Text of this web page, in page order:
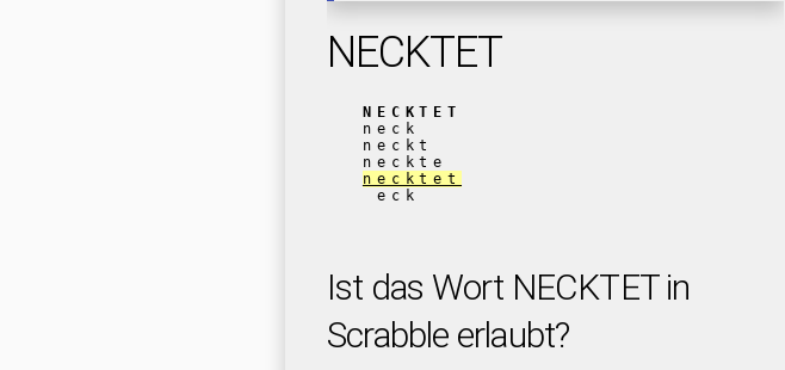
NECKTET
NECKTET
neck
neckt
neckte
necktet
eck
Ist das Wort NECKTET in
Scrabble erlaubt?